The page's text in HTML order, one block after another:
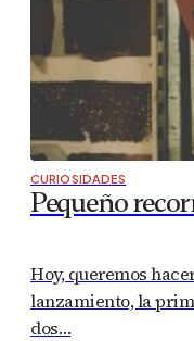
CURIOSIDADES
Pequeño
Hoy, queremos
lanzamiento, la
dos…